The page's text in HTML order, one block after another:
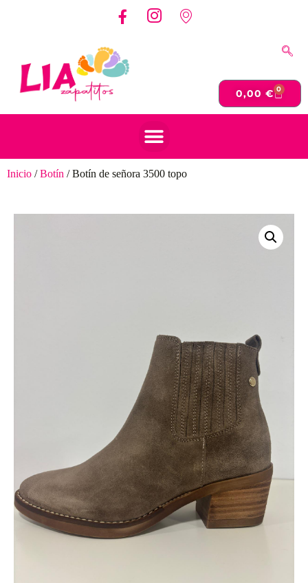
0,00€ 0
Inicio /Botín / Botín de señora 3500 topo